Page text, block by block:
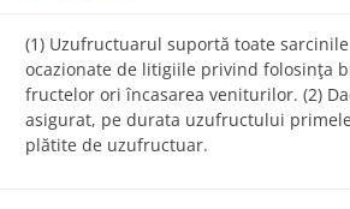
(1) Uzufructuarul suportă toate
ocazionate de litigiile privind folosinţa
fructelor ori încasarea veniturilor. (2)
asigurat, pe durata uzufructului
plătite de uzufructuar.